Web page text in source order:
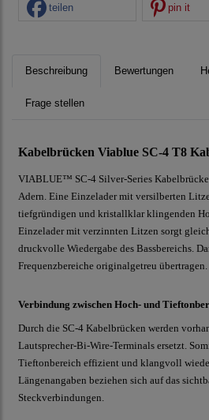
teilen pin it
Beschreibung Bewertungen
Frage stellen
Kabelbrücken Viablue SC-4 T8
VIABLUE™ SC-4 Silver-Series
Adern. Eine Einzelader mit versilberten
tiefgründigen und kristallklar klingenden
Einzelader mit verzinnten Litzen sorgt
druckvolle Wiedergabe des Bassbereichs.
Frequenzbereiche originalgetreu übertragen.
Verbindung zwischen Hoch- und
Durch die SC-4 Kabelbrücken werden
Lautsprecher-Bi-Wire-Terminals ersetzt.
Tieftonbereich effizient und klangvoll
Längenangaben beziehen sich auf das
Steckverbindungen.